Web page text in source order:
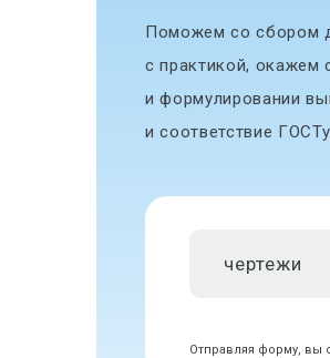
Поможем со сбором
с практикой, окажем
и формулировании
и соответствие ГОСТу.
чертежи
Отправляя форму, вы